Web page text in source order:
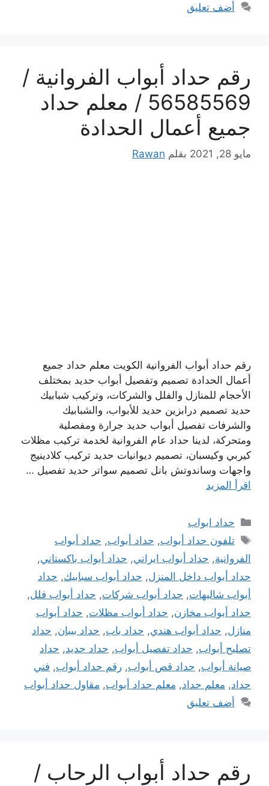
أضف تعليق
رقم حداد أبواب الفروانية /
56585569 / معلم حداد
جميع أعمال الحدادة
مايو 28, 2021 بقلم Rawan
رقم حداد أبواب الفروانية الكويت معلم حداد جميع
أعمال الحدادة تصميم وتفصيل أبواب حديد بمختلف
الأحجام للمنازل والفلل والشركات، وتركيب شبابيك
حديد تصميم درابزين حديد للأبواب، والشبابيك
والشرفات تفصيل أبواب حديد جرارة ومفصلية
ومتحركة، لدينا حداد عام الفروانية لخدمة تركيب مظلات
كيربي وكيسبان، تصميم ديوانيات حديد تركيب كلادينيج
واجهات وساندوتش بانل تصميم سواتر حديد تفصيل …
اقرأ المزيد
التصنيفات
حداد ابواب
الوسوم
تلفون حداد أبواب, حداد أبواب, حداد أبواب
الفروانية, حداد أبواب ايراني, حداد أبواب باكستاني,
حداد أبواب داخل المنزل, حداد أبواب سبابيك, حداد
أبواب شاليهات, حداد أبواب شركات, حداد أبواب فلل,
حداد أبواب مخازن, حداد أبواب مظلات, حداد أبواب
منازل, حداد أبواب هندي, حداد باب, حداد بيبان, حداد
تصليح أبواب, حداد تفصيل أبواب, حداد حديد, حداد
صيانة أبواب, حداد قص أبواب, رقم حداد أبواب, فني
حداد, معلم حداد, معلم حداد أبواب, مقاول حداد أبواب
أضف تعليق
رقم حداد أبواب الرحاب /